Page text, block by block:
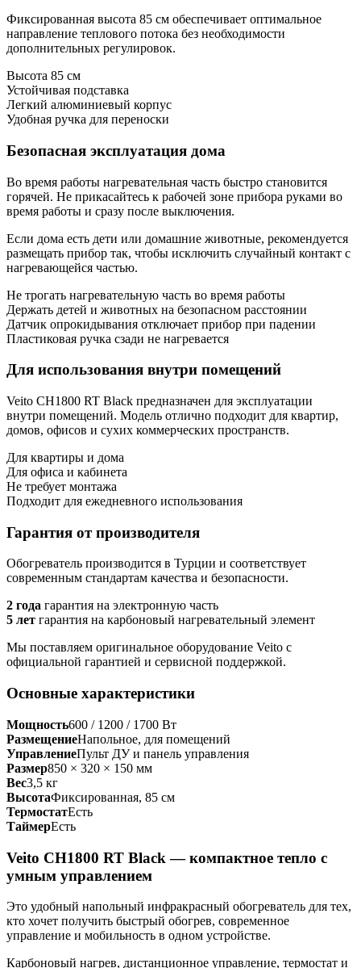
Фиксированная высота 85 см обеспечивает оптимальное
направление теплового потока без необходимости
дополнительных регулировок.
Высота 85 см
Устойчивая подставка
Легкий алюминиевый корпус
Удобная ручка для переноски
Безопасная эксплуатация дома
Во время работы нагревательная часть быстро становится
горячей. Не прикасайтесь к рабочей зоне прибора руками во
время работы и сразу после выключения.
Если дома есть дети или домашние животные, рекомендуется
размещать прибор так, чтобы исключить случайный контакт с
нагревающейся частью.
Не трогать нагревательную часть во время работы
Держать детей и животных на безопасном расстоянии
Датчик опрокидывания отключает прибор при падении
Пластиковая ручка сзади не нагревается
Для использования внутри помещений
Veito CH1800 RT Black предназначен для эксплуатации
внутри помещений. Модель отлично подходит для квартир,
домов, офисов и сухих коммерческих пространств.
Для квартиры и дома
Для офиса и кабинета
Не требует монтажа
Подходит для ежедневного использования
Гарантия от производителя
Обогреватель производится в Турции и соответствует
современным стандартам качества и безопасности.
2 года гарантия на электронную часть
5 лет гарантия на карбоновый нагревательный элемент
Мы поставляем оригинальное оборудование Veito с
официальной гарантией и сервисной поддержкой.
Основные характеристики
Мощность600 / 1200 / 1700 Вт
РазмещениеНапольное, для помещений
УправлениеПульт ДУ и панель управления
Размер850 × 320 × 150 мм
Вес3,5 кг
ВысотаФиксированная, 85 см
ТермостатЕсть
ТаймерЕсть
Veito CH1800 RT Black — компактное тепло с
умным управлением
Это удобный напольный инфракрасный обогреватель для тех,
кто хочет получить быстрый обогрев, современное
управление и мобильность в одном устройстве.
Карбоновый нагрев, дистанционное управление, термостат и